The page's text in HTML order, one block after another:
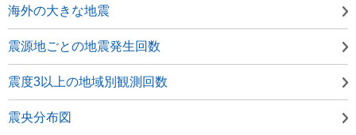
海外の大きな地震
震源地ごとの地震発生回数
震度3以上の地域別観測回数
震央分布図